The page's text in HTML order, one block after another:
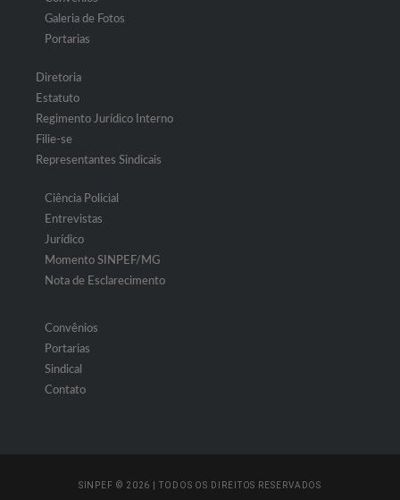
Galeria de Fotos
Portarias
Diretoria
Estatuto
Regimento Jurídico Interno
Filie-se
Representantes Sindicais
Ciência Policial
Entrevistas
Jurídico
Momento SINPEF/MG
Nota de Esclarecimento
Convênios
Portarias
Sindical
Contato
SINPEF © 2026 | TODOS OS DIREITOS RESERVADOS